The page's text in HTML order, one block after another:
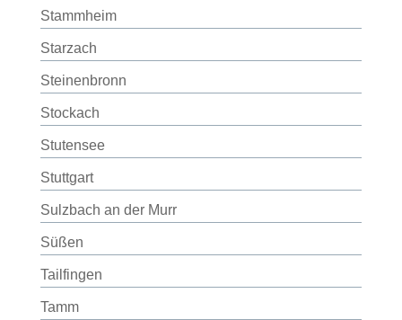
Stammheim
Starzach
Steinenbronn
Stockach
Stutensee
Stuttgart
Sulzbach an der Murr
Süßen
Tailfingen
Tamm